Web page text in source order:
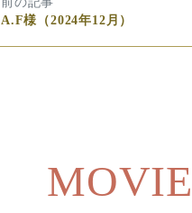
A.F様（2024年12月）
MOVIE